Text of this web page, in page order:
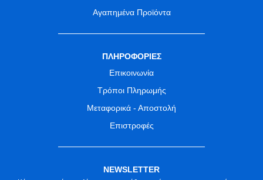
Αγαπημένα Προϊόντα
ΠΛΗΡΟΦΟΡΙΕΣ
Επικοινωνία
Τρόποι Πληρωμής
Μεταφορικά - Αποστολή
Επιστροφές
NEWSLETTER